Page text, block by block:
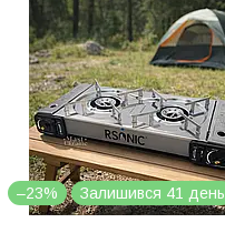
–23% Залишився 41 день